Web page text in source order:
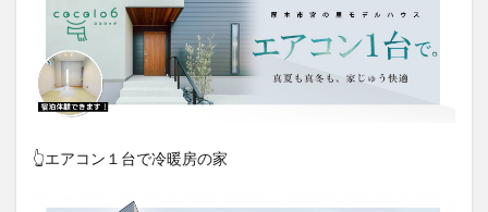
👆エアコン１台で冷暖房の家